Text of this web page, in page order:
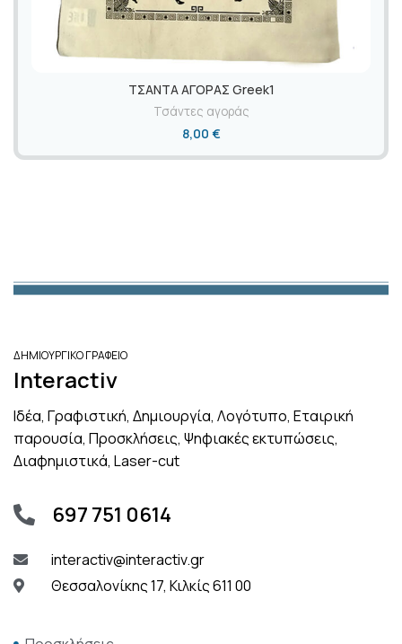
ΤΣΑΝΤΑ ΑΓΟΡΑΣ Greek1
Τσάντες αγοράς
8,00 €
ΔΗΜΙΟΥΡΓΙΚΟ ΓΡΑΦΕΙΟ
Interactiv
Ιδέα, Γραφιστική, Δημιουργία, Λογότυπο, Εταιρική
παρουσία, Προσκλήσεις, Ψηφιακές εκτυπώσεις,
Διαφημιστικά, Laser-cut
697 751 0614
interactiv@interactiv.gr
Θεσσαλονίκης 17, Κιλκίς 611 00